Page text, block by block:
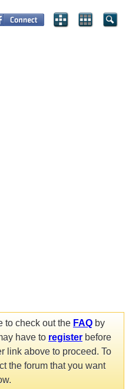
to check out the FAQ by
have to register before
link above to proceed. To
the forum that you want